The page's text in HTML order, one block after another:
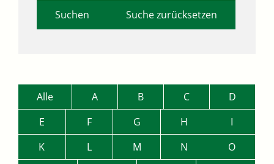
Suche zurücksetzen
Alle A B C
D
E
F G H
I
K
L M N
O